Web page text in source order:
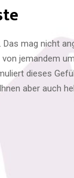
mag nicht
jemandem
dieses
aber auch